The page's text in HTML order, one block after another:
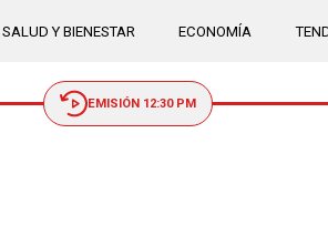
SALUD Y BIENESTAR ECONOMÍA
EMISIÓN 12:30 PM